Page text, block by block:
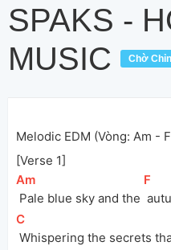
SPAKS -
MUSIC
Chờ
Melodic EDM (Vòng: Am -
[Verse 1]
[
Am
Pale blue sky and the
[F
[
C
Whispering the secrets